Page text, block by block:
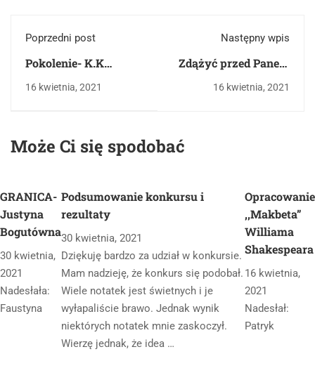
Poprzedni post
Pokolenie- K.K
Baczyński
16 kwietnia, 2021
Następny wpis
Zdążyć przed Panem
Bogiem- H.Krall
16 kwietnia, 2021
Może Ci się spodobać
GRANICA-
Justyna
Bogutówna
30 kwietnia,
2021
Nadesłała:
Faustyna
Podsumowanie konkursu i
rezultaty
30 kwietnia, 2021
Dziękuję bardzo za udział w konkursie.
Mam nadzieję, że konkurs się podobał.
Wiele notatek jest świetnych i je
wyłapaliście brawo. Jednak wynik
niektórych notatek mnie zaskoczył.
Wierzę jednak, że idea …
Opracowanie
,,Makbeta”
Williama
Shakespeara
16 kwietnia,
2021
Nadesłał:
Patryk